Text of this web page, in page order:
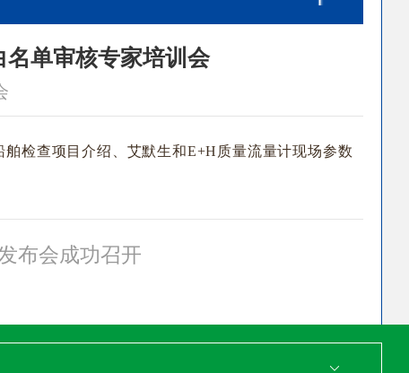
单审核专家培训会
检查项目介绍、艾默生和E+H质量流量计现场参数
布会成功召开